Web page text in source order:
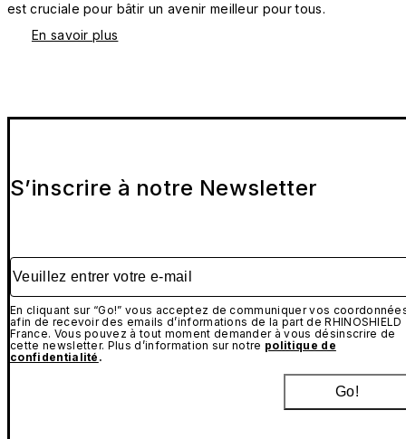
est cruciale pour bâtir un avenir meilleur pour tous.
En savoir plus
S’inscrire à notre Newsletter
Veuillez entrer votre e-mail
En cliquant sur “Go!” vous acceptez de communiquer vos
afin de recevoir des emails d’informations de la part de RHINOSHIELD
France. Vous pouvez à tout moment demander à vous désinscrire de
cette newsletter. Plus d’information sur notre politique de
confidentialité .
Go!